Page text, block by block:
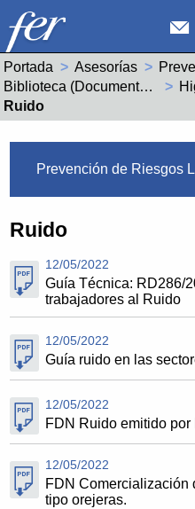
Portada Asesorías
Biblioteca (Documentos de interés)
Actual:
Ruido
Prevención de Riesgos
Ruido
12/05/2022
Guía Técnica: RD286/
trabajadores al Ruido
12/05/2022
Guía ruido en las
12/05/2022
FDN Ruido emitido
12/05/2022
FDN Comercialización
tipo orejeras.